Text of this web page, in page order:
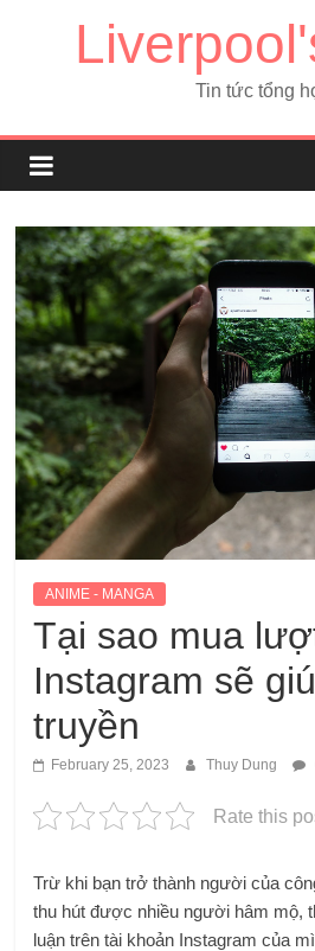
Tin tức tổng
ANIME - MANGA
Tại sao mua
Instagram sẽ
truyền
February 25, 2023 Thuy Dung
Rate this
Trừ khi bạn trở thành người của
thu hút được nhiều người hâm mộ,
luận trên tài khoản Instagram của